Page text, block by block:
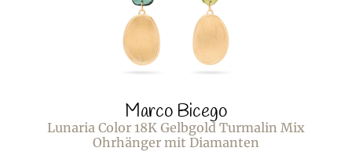
Marco Bicego
Lunaria Color 18K Gelbgold Turmalin Mix
Ohrhänger mit Diamanten